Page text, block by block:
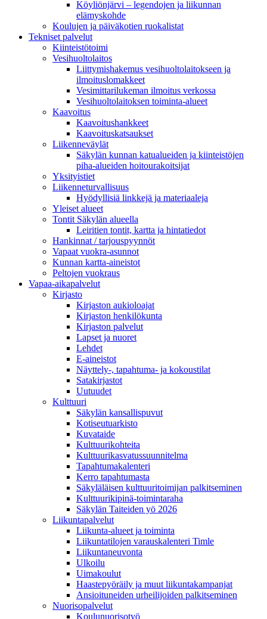
Köyliönjärvi – legendojen ja liikunnan
elämyskohde
Koulujen ja päiväkotien ruokalistat
Tekniset palvelut
Kiinteistötoimi
Vesihuoltolaitos
Liittymishakemus vesihuoltolaitokseen ja
ilmoituslomakkeet
Vesimittarilukeman ilmoitus verkossa
Vesihuoltolaitoksen toiminta-alueet
Kaavoitus
Kaavoitushankkeet
Kaavoituskatsaukset
Liikenneväylät
Säkylän kunnan katualueiden ja kiinteistöjen
piha-alueiden hoitourakoitsijat
Yksityistiet
Liikenneturvallisuus
Hyödyllisiä linkkejä ja materiaaleja
Yleiset alueet
Tontit Säkylän alueella
Leiritien tontit, kartta ja hintatiedot
Hankinnat / tarjouspyynnöt
Vapaat vuokra-asunnot
Kunnan kartta-aineistot
Peltojen vuokraus
Vapaa-aika­palvelut
Kirjasto
Kirjaston aukioloajat
Kirjaston henkilökunta
Kirjaston palvelut
Lapset ja nuoret
Lehdet
E-aineistot
Näyttely-, tapahtuma- ja kokoustilat
Satakirjastot
Uutuudet
Kulttuuri
Säkylän kansallispuvut
Kotiseutuarkisto
Kuvataide
Kulttuurikohteita
Kulttuurikasvatussuunnitelma
Tapahtumakalenteri
Kerro tapahtumasta
Säkyläläisen kulttuuritoimijan palkitseminen
Kulttuurikipinä-toimintaraha
Säkylän Taiteiden yö 2026
Liikuntapalvelut
Liikunta-alueet ja toiminta
Liikuntatilojen varauskalenteri Timle
Liikuntaneuvonta
Ulkoilu
Uimakoulut
Haastepyöräily ja muut liikuntakampanjat
Ansioituneiden urheilijoiden palkitseminen
Nuorisopalvelut
Koulunuorisotyö